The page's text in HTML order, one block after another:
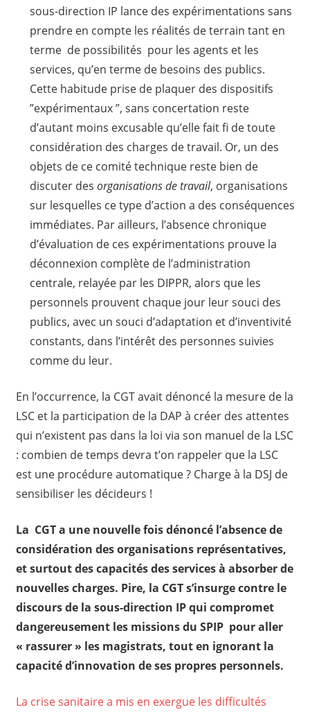
sous-direction IP lance des expérimentations sans
prendre en compte les réalités de terrain tant en
terme de possibilités pour les agents et les
services, qu’en terme de besoins des publics.
Cette habitude prise de plaquer des dispositifs
”expérimentaux ”, sans concertation reste
d’autant moins excusable qu’elle fait fi de toute
considération des charges de travail. Or, un des
objets de ce comité technique reste bien de
discuter des organisations de travail, organisations
sur lesquelles ce type d’action a des conséquences
immédiates. Par ailleurs, l’absence chronique
d’évaluation de ces expérimentations prouve la
déconnexion complète de l’administration
centrale, relayée par les DIPPR, alors que les
personnels prouvent chaque jour leur souci des
publics, avec un souci d’adaptation et d’inventivité
constants, dans l’intérêt des personnes suivies
comme du leur.
En l’occurrence, la CGT avait dénoncé la mesure de la
LSC et la participation de la DAP à créer des attentes
qui n’existent pas dans la loi via son manuel de la LSC
: combien de temps devra t’on rappeler que la LSC
est une procédure automatique ? Charge à la DSJ de
sensibiliser les décideurs !
La CGT a une nouvelle fois dénoncé l’absence de
considération des organisations représentatives,
et surtout des capacités des services à absorber de
nouvelles charges. Pire, la CGT s’insurge contre le
discours de la sous-direction IP qui compromet
dangereusement les missions du SPIP pour aller
« rassurer » les magistrats, tout en ignorant la
capacité d’innovation de ses propres personnels.
La crise sanitaire a mis en exergue les difficultés